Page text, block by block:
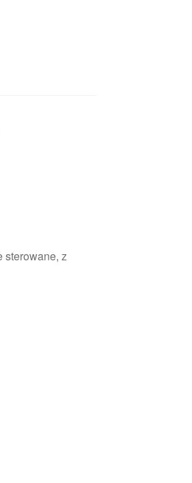
sterowane, z